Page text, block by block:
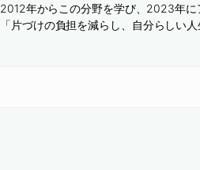
2012年からこの分野を学び、2023年
「片づけの負担を減らし、自分らしい